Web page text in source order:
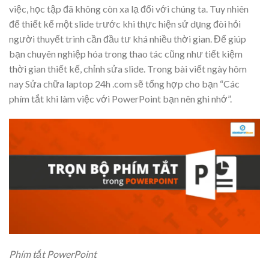
việc, học tập đã không còn xa lạ đối với chúng ta. Tuy nhiên
để thiết kế một slide trước khi thực hiện sử dụng đòi hỏi
người thuyết trình cần đầu tư khá nhiều thời gian. Để giúp
bạn chuyên nghiệp hóa trong thao tác cũng như tiết kiệm
thời gian thiết kế, chỉnh sửa slide. Trong bài viết ngày hôm
nay Sửa chữa laptop 24h .com sẽ tổng hợp cho bạn “Các
phím tắt khi làm việc với PowerPoint bạn nên ghi nhớ”.
Phím tắt PowerPoint